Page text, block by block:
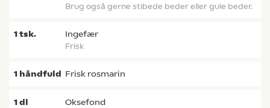
Brug også gerne stibede beder eller gule beder.
1tsk. ingefær
frisk
1 håndfuld frisk rosmarin
1dl oksefond